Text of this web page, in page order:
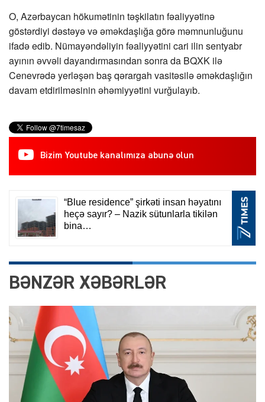
O, Azərbaycan hökumətinin təşkilatın fəaliyyətinə
göstərdiyi dəstəyə və əməkdaşlığa görə məmnunluğunu
ifadə edib. Nümayəndəliyin fəaliyyətini cari ilin sentyabr
ayının əvvəli dayandırmasından sonra da BQXK ilə
Cenevrədə yerləşən baş qərargah vasitəsilə əməkdaşlığın
davam etdirilməsinin əhəmiyyətini vurğulayıb.
Bizim Youtube kanalımıza abunə olun
BƏNZƏR XƏBƏRLƏR